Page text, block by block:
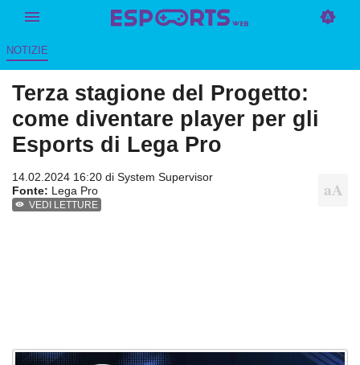
NOTIZIE
Terza stagione del Progetto:
come diventare player per gli
Esports di Lega Pro
14.02.2024 16:20 di System Supervisor
Fonte: Lega Pro
VEDI LETTURE